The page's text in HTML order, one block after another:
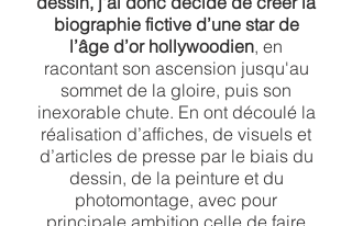
biographie fictive d’une star de
l’âge d’or hollywoodien, en
racontant son ascension jusqu'au
sommet de la gloire, puis son
inexorable chute. En ont découlé la
réalisation d’affiches, de visuels et
d’articles de presse par le biais du
dessin, de la peinture et du
photomontage, avec pour
principale ambition celle de faire